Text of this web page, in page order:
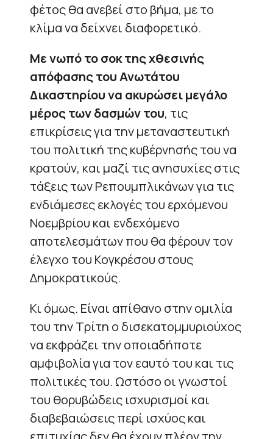
φέτος θα ανεβεί στο βήμα, με το
κλίμα να δείχνει διαφορετικό.
Με νωπό το σοκ της χθεσινής
απόφασης του Ανωτάτου
Δικαστηρίου να ακυρώσει μεγάλο
μέρος των δασμών του, τις
επικρίσεις για την μεταναστευτική
του πολιτική της κυβέρνησής του να
κρατούν, και μαζί τις ανησυχίες στις
τάξεις των Ρεπουμπλικάνων για τις
ενδιάμεσες εκλογές του ερχόμενου
Νοεμβρίου και ενδεχόμενο
αποτελεσμάτων που θα φέρουν τον
έλεγχο του Κογκρέσου στους
Δημοκρατικούς.
Κι όμως. Είναι απίθανο στην ομιλία
του την Τρίτη ο δισεκατομμυριούχος
να εκφράζει την οποιαδήποτε
αμφιβολία για τον εαυτό του και τις
πολιτικές του. Ωστόσο οι γνωστοί
του θορυβώδεις ισχυρισμοί και
διαβεβαιώσεις περί ισχύος και